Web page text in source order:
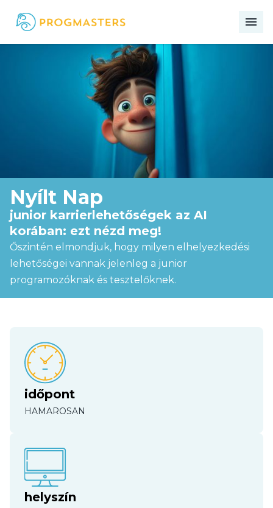
Nyílt Nap
junior karrierlehetőségek az AI
korában: ezt nézd meg!
Őszintén elmondjuk, hogy milyen elhelyezkedési
lehetőségei vannak jelenleg a junior
programozóknak és tesztelőknek.
időpont
HAMAROSAN
helyszín